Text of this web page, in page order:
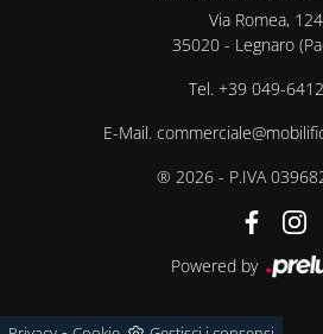
Via Romea, 124
35020 - Legnaro
Tel. +39 049-
E-Mail.
® 2026 - P.IVA
Powered by